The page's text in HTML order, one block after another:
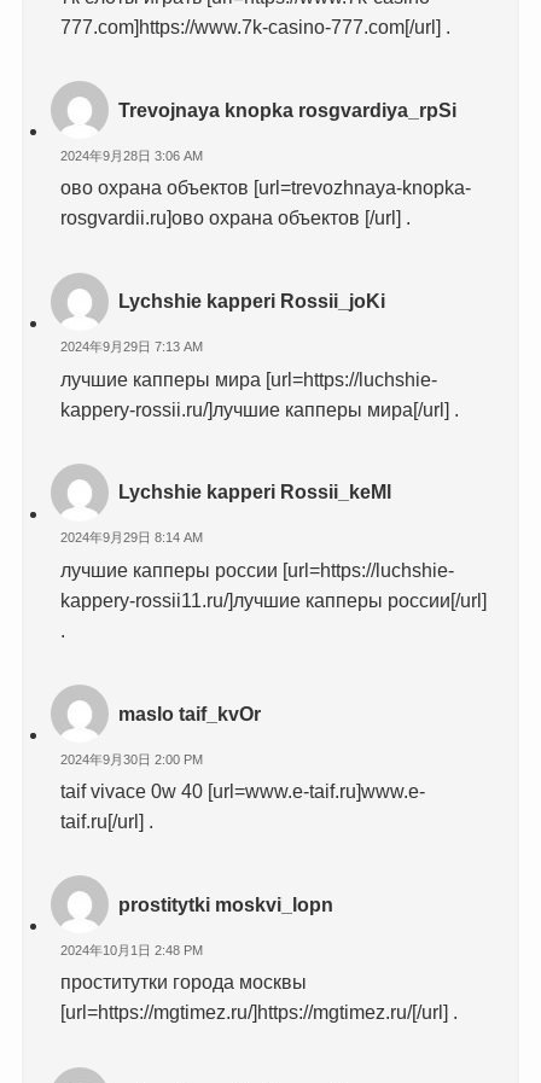
777.com]https://www.7k-casino-777.com[/url] .
Trevojnaya knopka rosgvardiya_rpSi
2024年9月28日 3:06 AM
ово охрана объектов [url=trevozhnaya-knopka-
rosgvardii.ru]ово охрана объектов [/url] .
Lychshie kapperi Rossii_joKi
2024年9月29日 7:13 AM
лучшие капперы мира [url=https://luchshie-
kappery-rossii.ru/]лучшие капперы мира[/url] .
Lychshie kapperi Rossii_keMl
2024年9月29日 8:14 AM
лучшие капперы россии [url=https://luchshie-
kappery-rossii11.ru/]лучшие капперы россии[/url]
.
maslo taif_kvOr
2024年9月30日 2:00 PM
taif vivace 0w 40 [url=www.e-taif.ru]www.e-
taif.ru[/url] .
prostitytki moskvi_lopn
2024年10月1日 2:48 PM
проститутки города москвы
[url=https://mgtimez.ru/]https://mgtimez.ru/[/url] .